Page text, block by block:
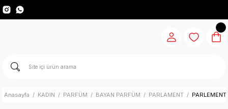
Anasayfa KADIN PARFÜM BAYAN PARFÜM PARLAMENT